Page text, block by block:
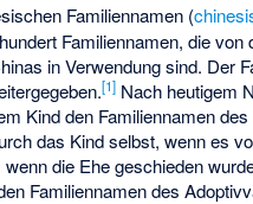
Familiennamen (
Familiennamen, die von
in Verwendung sind. Der
[1] Nach heutigem
Kind den Familiennamen
das Kind selbst, wenn es
wenn die Ehe geschieden
Familiennamen des